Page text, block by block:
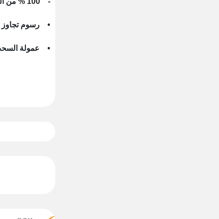
• رسوم تجاوز الحد
• عمولة السحب الكاش 3 % من المبلغ اللي سحبته